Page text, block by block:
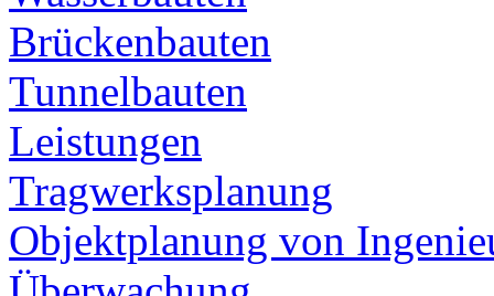
Brückenbauten
Tunnelbauten
Leistungen
Tragwerksplanung
Objektplanung von